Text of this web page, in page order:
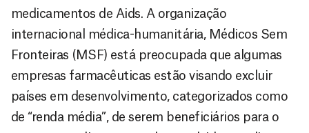
medicamentos de Aids. A organização
internacional médica-humanitária, Médicos Sem
Fronteiras (MSF) está preocupada que algumas
empresas farmacêuticas estão visando excluir
países em desenvolvimento, categorizados como
de “renda média”, de serem beneficiários para o